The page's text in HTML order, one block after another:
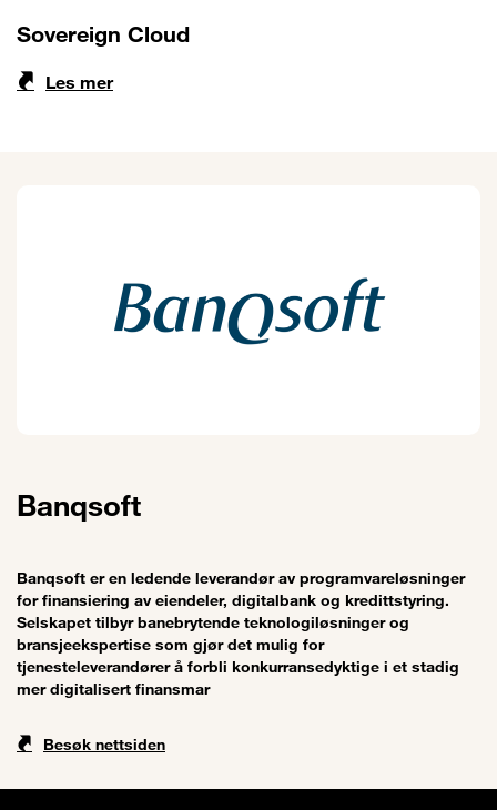
Sovereign Cloud
Les mer
Banqsoft
Banqsoft er en ledende leverandør av programvareløsninger
for finansiering av eiendeler, digitalbank og kredittstyring.
Selskapet tilbyr banebrytende teknologiløsninger og
bransjeekspertise som gjør det mulig for
tjenesteleverandører å forbli konkurransedyktige i et stadig
mer digitalisert finansmar
Besøk nettsiden